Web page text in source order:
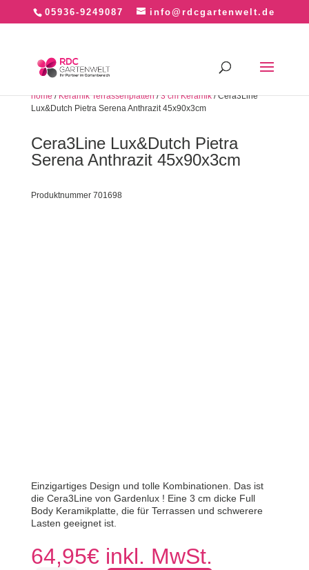
05936-9249087 info@rdcgartenwelt.de
home/Keramik Terrassenplatten/3 cm Keramik/ Cera3Line
Lux&Dutch Pietra Serena Anthrazit 45x90x3cm
Cera3Line Lux&Dutch Pietra
Serena Anthrazit 45x90x3cm
Produktnummer 701698
Einzigartiges Design und tolle Kombinationen. Das ist
die Cera3Line von Gardenlux ! Eine 3 cm dicke Full
Body Keramikplatte, die für Terrassen und schwerere
Lasten geeignet ist.
64,95€ inkl. MwSt.